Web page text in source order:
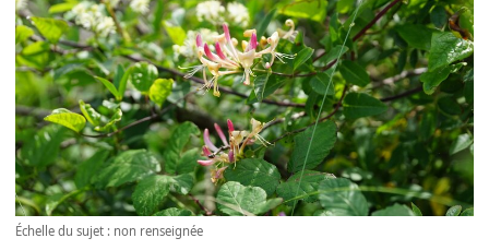
Échelle du sujet : non renseignée